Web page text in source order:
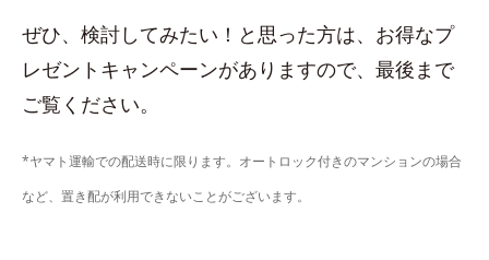
ぜひ、検討してみたい！と思った方は、お得なプ
レゼントキャンペーンがありますので、最後まで
ご覧ください。
*ヤマト運輸での配送時に限ります。オートロック付きのマンションの場合
など、置き配が利用できないことがございます。